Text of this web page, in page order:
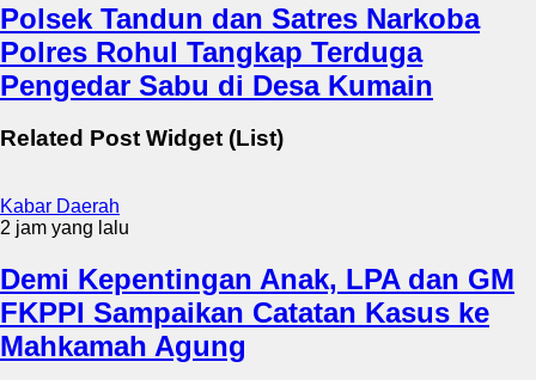
Polsek Tandun dan Satres Narkoba
Polres Rohul Tangkap Terduga
Pengedar Sabu di Desa Kumain
Related Post Widget (List)
Kabar Daerah
2 jam yang lalu
Demi Kepentingan Anak, LPA dan GM
FKPPI Sampaikan Catatan Kasus ke
Mahkamah Agung